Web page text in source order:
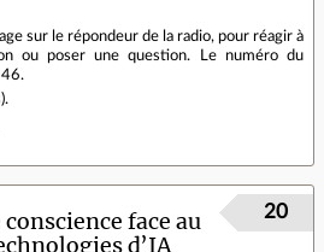
sur le répondeur de la radio, pour réagir à
ou poser une question. Le numéro du
).
face au
d’IA
20